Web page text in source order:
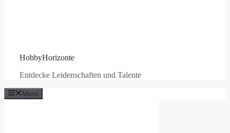
HobbyHorizonte
Entdecke Leidenschaften und Talente
Menü